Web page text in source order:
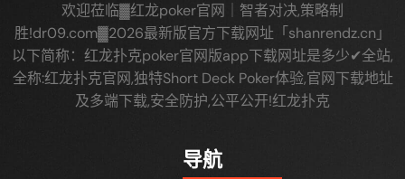
欢迎莅临▓红龙poker官网｜智者对决,策略制
胜!dr09.com▓2026最新版官方下载网址「shanrendz.cn」
以下简称：红龙扑克poker官网版app下载网址是多少✔全站,
全称:红龙扑克官网,独特Short Deck Poker体验,官网下载地址
及多端下载,安全防护,公平公开!红龙扑克
导航